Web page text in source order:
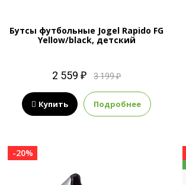
Бутсы футбольные Jogel Rapido FG
Yellow/black, детский
2 559 ₽ 3 199 ₽
Купить Подробнее
-20%